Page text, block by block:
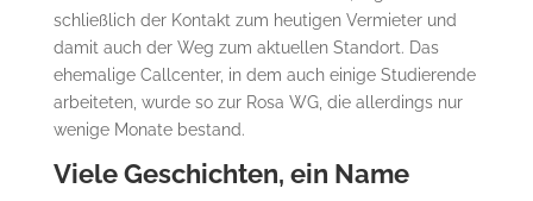
schließlich der Kontakt zum heutigen Vermieter und
damit auch der Weg zum aktuellen Standort. Das
ehemalige Callcenter, in dem auch einige Studierende
arbeiteten, wurde so zur Rosa WG, die allerdings nur
wenige Monate bestand.
Viele Geschichten, ein Name